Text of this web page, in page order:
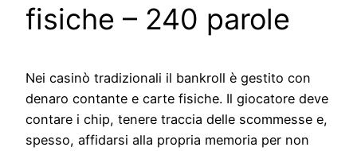
fisiche – 240 parole
Nei casinò tradizionali il bankroll è gestito con
denaro contante e carte fisiche. Il giocatore deve
contare i chip, tenere traccia delle scommesse e,
spesso, affidarsi alla propria memoria per non